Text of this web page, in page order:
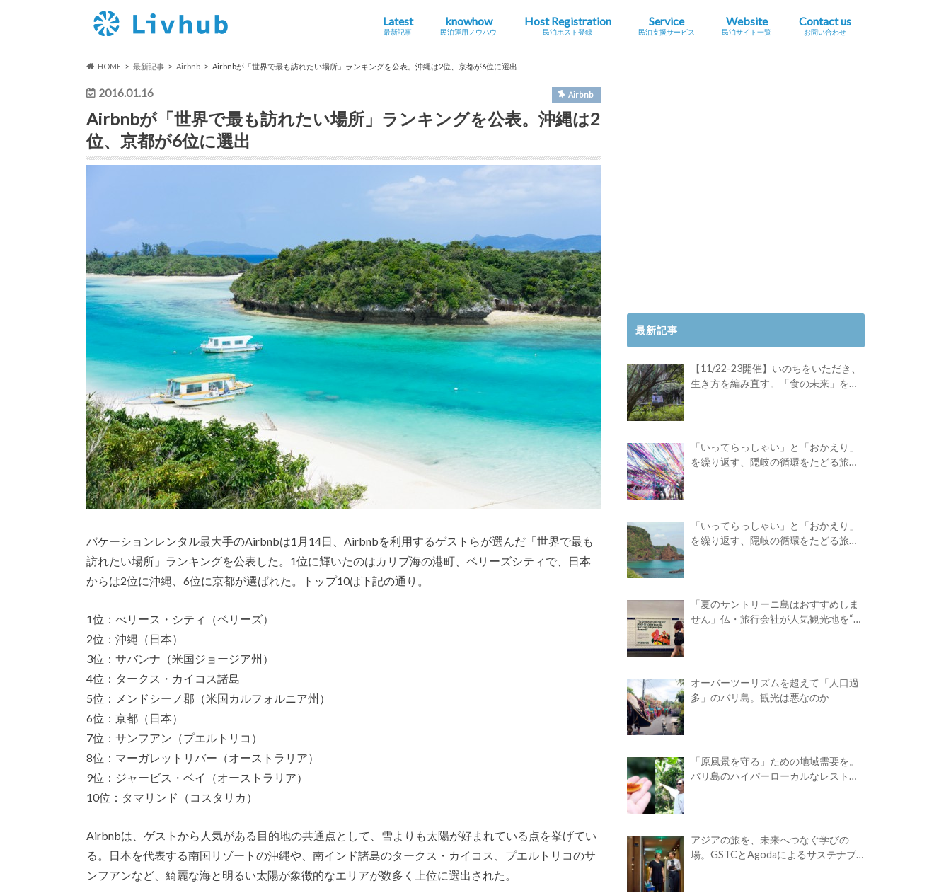
Latest
最新記事
knowhow
民泊運用ノウハウ
Host Registration
民泊ホスト登録
Service
民泊支援サービス
Website
民泊サイト一覧
Contact us
お問い合わせ
HOME 最新記事 Airbnb Airbnbが「世界で最も訪れたい場所」ランキングを公表。沖縄は2位、京都が6位に選出
2016.01.16 Airbnb
Airbnbが「世界で最も訪れたい場所」ランキングを公表。沖縄は2
位、京都が6位に選出
バケーションレンタル最大手のAirbnbは1月14日、Airbnbを利用するゲストらが選んだ「世界で最も
訪れたい場所」ランキングを公表した。1位に輝いたのはカリブ海の港町、ベリーズシティで、日本
からは2位に沖縄、6位に京都が選ばれた。トップ10は下記の通り。
1位：べリース・シティ（ベリーズ）
2位：沖縄（日本）
3位：サバンナ（米国ジョージア州）
4位：タークス・カイコス諸島
5位：メンドシーノ郡（米国カルフォルニア州）
6位：京都（日本）
7位：サンフアン（プエルトリコ）
8位：マーガレットリバー（オーストラリア）
9位：ジャービス・ベイ（オーストラリア）
10位：タマリンド（コスタリカ）
Airbnbは、ゲストから人気がある目的地の共通点として、雪よりも太陽が好まれている点を挙げてい
る。日本を代表する南国リゾートの沖縄や、南インド諸島のタークス・カイコス、プエルトリコのサ
ンフアンなど、綺麗な海と明るい太陽が象徴的なエリアが数多く上位に選出された。
最新記事
【11/22-23開催】いのちをいただき、
生き方を編み直す。「食の未来」を対
「いってらっしゃい」と「おかえり」
を繰り返す、隠岐の循環をたどる旅
「いってらっしゃい」と「おかえり」
を繰り返す、隠岐の循環をたどる旅
「夏のサントリーニ島はおすすめしま
せん」仏・旅行会社が人気観光地を“デ
オーバーツーリズムを超えて「人口過
多」のバリ島。観光は悪なのか
「原風景を守る」ための地域需要を。
バリ島のハイパーローカルなレストラ
アジアの旅を、未来へつなぐ学びの
場。GSTCとAgodaによるサステナブ